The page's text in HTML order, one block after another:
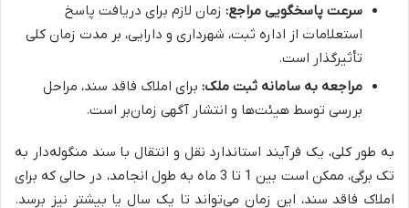
سرعت پاسخگویی مراجع: زمان لازم برای دریافت پاسخ
استعلامات از اداره ثبت، شهرداری و دارایی، بر مدت زمان کلی
تأثیرگذار است.
مراجعه به سامانه ثبت ملک: برای املاک فاقد سند، مراحل
بررسی توسط هیئت‌ها و انتشار آگهی زمان‌بر است.
به طور کلی، یک فرآیند استاندارد نقل و انتقال با سند منگوله‌دار به
تک برگی، ممکن است بین 1 تا 3 ماه به طول انجامد، در حالی که برای
املاک فاقد سند، این زمان می‌تواند تا یک سال یا بیشتر نیز برسد.